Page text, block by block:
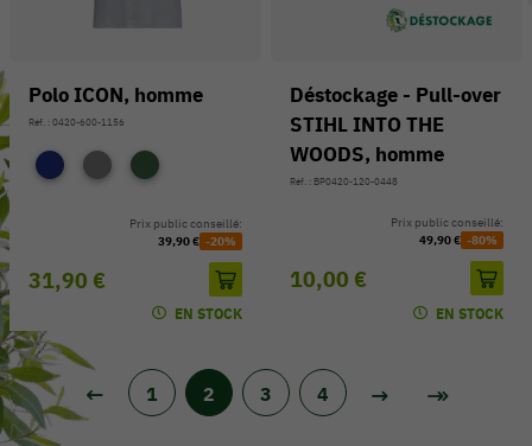
Polo ICON, homme
Réf. : 0420-600-1156
31,90 €
Prix public conseillé:
39,90 € -20%
EN STOCK
Déstockage - Pull-over
STIHL INTO THE
WOODS, homme
Réf. : BP0420-120-0448
10,00 €
Prix public conseillé:
49,90 € -80%
EN STOCK
1 2 3 4